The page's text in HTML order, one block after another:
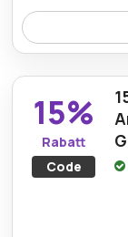
Eine 30%
Control
Rabatt
durch
15%
Rabatt
Code